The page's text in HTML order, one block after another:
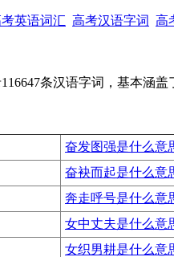
英语词汇 高考汉语字词 高
条汉语字词，基本涵
奋发图强是什么意
奋袂而起是什么意
奔走呼号是什么意
女中丈夫是什么意
女织男耕是什么意